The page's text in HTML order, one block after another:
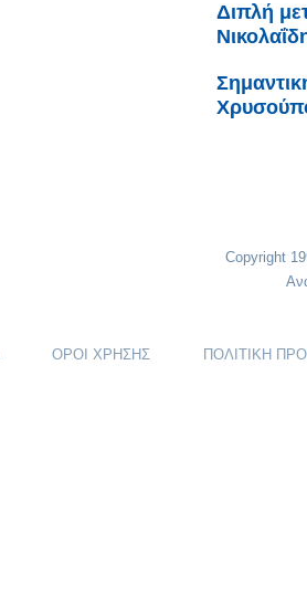
Διπλή
Copyright
ΟΡΟΙ ΧΡΗΣΗΣ ΠΟΛΙΤΙΚΗ